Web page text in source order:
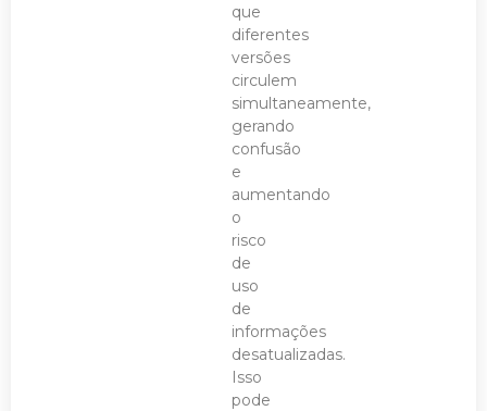
que
diferentes
versões
circulem
simultaneamente,
gerando
confusão
e
aumentando
o
risco
de
uso
de
informações
desatualizadas.
Isso
pode